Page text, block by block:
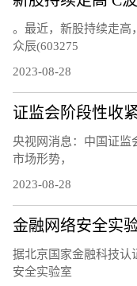
。最近，新股持续走高
众辰(603275
2023-08-28
央视网消息：中国证监
市场形势，
2023-08-28
据北京国家金融科技认
安全实验室